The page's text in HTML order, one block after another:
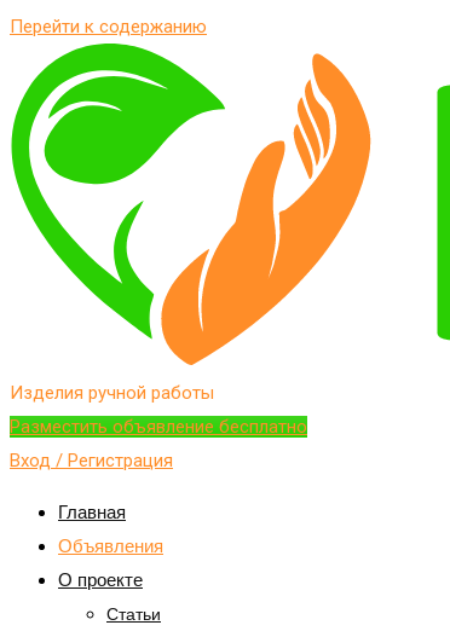
Перейти к содержанию
Изделия ручной работы
Разместить объявление бесплатно
Вход / Регистрация
Главная
Объявления
О проекте
Статьи